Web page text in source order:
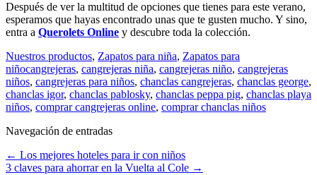
Después de ver la multitud de opciones que tienes para este verano,
esperamos que hayas encontrado unas que te gusten mucho. Y sino,
entra a Querolets Online y descubre toda la colección.
Nuestros productos, Zapatos para niña, Zapatos para
niñocangrejeras, cangrejeras niña, cangrejeras niño, cangrejeras
niños, cangrejeras para niños, chanclas cangrejeras, chanclas george,
chanclas igor, chanclas pablosky, chanclas peppa pig, chanclas playa
niños, comprar cangrejeras online, comprar chanclas niños
Navegación de entradas
← Los mejores hoteles para ir con niños
3 claves para ahorrar en la Vuelta al Cole →